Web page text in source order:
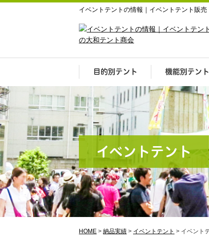
イベントテントの情報｜イベントテント販
目的別テント 機能別テント
イベントテント
HOME > 納品実績 > イベントテント > イベント